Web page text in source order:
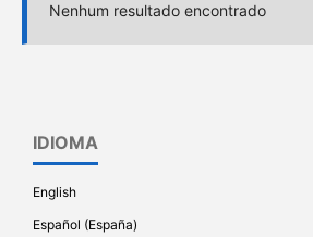
Nenhum resultado encontrado
IDIOMA
English
Español (España)